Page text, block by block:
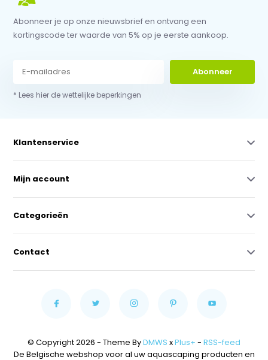
Abonneer je op onze nieuwsbrief en ontvang een
kortingscode ter waarde van 5% op je eerste aankoop.
Abonneer
* Lees hier de wettelijke beperkingen
Klantenservice
Mijn account
Categorieën
Contact
© Copyright 2026 - Theme ByDMWS xPlus+ - RSS-feed
De Belgische webshop voor al uw aquascaping producten en